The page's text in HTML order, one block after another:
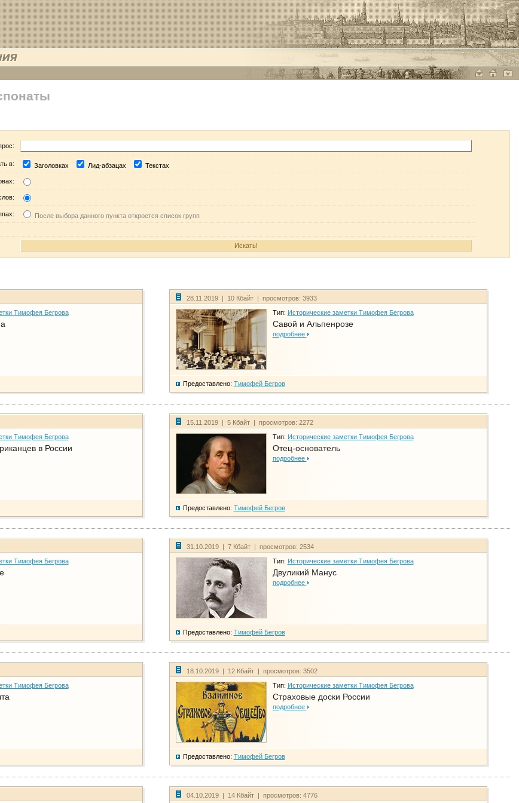
в: Заголовках Лид-абзацах Текстах
После выбора данного пункта откроется список групп
Тимофея Бегрова
28.11.2019 | 10 Кбайт | просмотров: 3933
Тип: Исторические заметки Тимофея Бегрова
Савой и Альпенрозе
подробнее
Предоставлено: Тимофей Бегров
Тимофея Бегрова
в России
15.11.2019 | 5 Кбайт | просмотров: 2272
Тип: Исторические заметки Тимофея Бегрова
Отец-основатель
подробнее
Предоставлено: Тимофей Бегров
Тимофея Бегрова
31.10.2019 | 7 Кбайт | просмотров: 2534
Тип: Исторические заметки Тимофея Бегрова
Двуликий Манус
подробнее
Предоставлено: Тимофей Бегров
Тимофея Бегрова
18.10.2019 | 12 Кбайт | просмотров: 3502
Тип: Исторические заметки Тимофея Бегрова
Страховые доски России
подробнее
Предоставлено: Тимофей Бегров
04.10.2019 | 14 Кбайт | просмотров: 4776